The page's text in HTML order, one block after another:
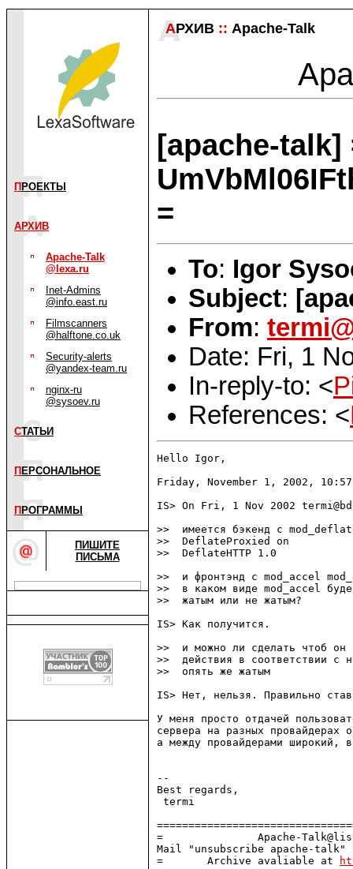
П РОЕКТЫ
АРХИВ
Apache-Talk
@lexa.ru
Inet-Admins
@info.east.ru
Filmscanners
@halftone.co.uk
Security-alerts
@yandex-team.ru
nginx-ru
@sysoev.ru
СТАТЬИ
П ЕРСОНАЛЬНОЕ
П РОГРАММЫ
ПИШИТЕ
ПИСЬМА
АРХИВ :: Apache-Talk
[apache-
=
To: Igor
Subject:
From:
Date: Fri, 1
In-reply-to: <
References: <
Hello Igor,
Friday, November 1, 2002,
IS> On Fri, 1 Nov 2002
>>  имеется бэкенд с
>>  DeflateProxied on
>>  DeflateHTTP 1.0
>>  и фронтэнд с mod_accel
>>  в каком виде mod_accel
>>  жатым или не жатым?
IS> Как получится.
>>  и можно ли сделать чтоб он
>>  действия в соответствии с
>>  опять же жатым
IS> Нет, нельзя. Правильно
У меня просто отдачей
сервера на разных провайдерах
а между провайдерами широкий,
--
Best regards,
=               Apache-
Mail "unsubscribe apache-
=       Archive avaliable at